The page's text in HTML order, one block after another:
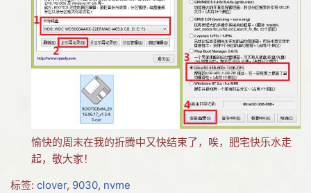
愉快的周末在我的折腾中又快结束了，唉，肥宅快乐水走
起，敬大家！
标签: clover, 9030, nvme